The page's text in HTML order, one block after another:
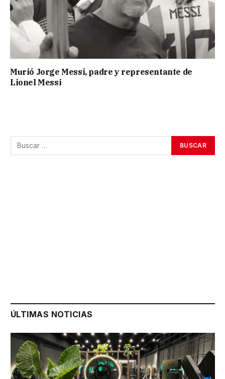
Murió Jorge Messi, padre y representante de
Lionel Messi
ÚLTIMAS NOTICIAS